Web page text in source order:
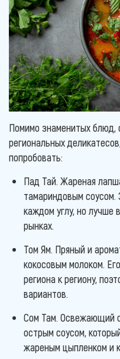
Помимо знаменитых блюд,
региональных
попробовать:
Пад Тай. Жареная
тамариндовым соусом.
каждом углу, но лучше
рынках.
Том Ям. Пряный и
кокосовым молоком.
региона к региону,
вариантов.
Сом Там. Освежающий
острым соусом,
жареным цыпленком и